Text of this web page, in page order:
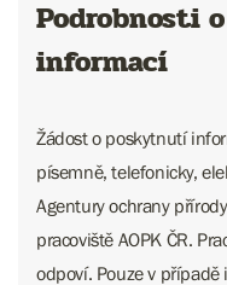
Podrobnosti
informací
Žádost o poskytnutí
písemně, telefonicky,
Agentury ochrany
pracoviště AOPK ČR.
odpoví. Pouze v